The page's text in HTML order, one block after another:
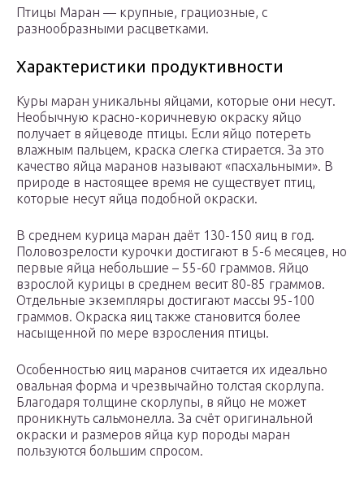
Птицы Маран — крупные, грациозные, с
разнообразными расцветками.
Характеристики продуктивности
Куры маран уникальны яйцами, которые они несут.
Необычную красно-коричневую окраску яйцо
получает в яйцеводе птицы. Если яйцо потереть
влажным пальцем, краска слегка стирается. За это
качество яйца маранов называют «пасхальными». В
природе в настоящее время не существует птиц,
которые несут яйца подобной окраски.
В среднем курица маран даёт 130-150 яиц в год.
Половозрелости курочки достигают в 5-6 месяцев, но
первые яйца небольшие – 55-60 граммов. Яйцо
взрослой курицы в среднем весит 80-85 граммов.
Отдельные экземпляры достигают массы 95-100
граммов. Окраска яиц также становится более
насыщенной по мере взросления птицы.
Особенностью яиц маранов считается их идеально
овальная форма и чрезвычайно толстая скорлупа.
Благодаря толщине скорлупы, в яйцо не может
проникнуть сальмонелла. За счёт оригинальной
окраски и размеров яйца кур породы маран
пользуются большим спросом.